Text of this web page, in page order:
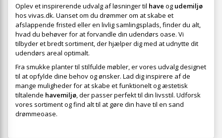
Oplev et inspirerende udvalg af løsninger til have og udemiljø
hos vivas.dk. Uanset om du drømmer om at skabe et
afslappende fristed eller en livlig samlingsplads, finder du alt,
hvad du behøver for at forvandle din udendørs oase. Vi
tilbyder et bredt sortiment, der hjælper dig med at udnytte dit
udendørs areal optimalt.
Fra smukke planter til stilfulde møbler, er vores udvalg designet
til at opfylde dine behov og ønsker. Lad dig inspirere af de
mange muligheder for at skabe et funktionelt og æstetisk
tiltalende havemiljø, der passer perfekt til din livsstil. Udforsk
vores sortiment og find alt til at gøre din have til en sand
drømmeoase.